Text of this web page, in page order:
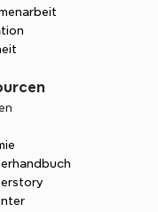
zu verlassen.